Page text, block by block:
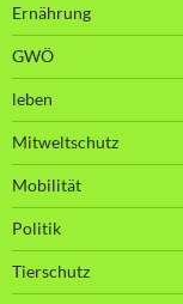
Ernährung
GWÖ
leben
Mitweltschutz
Mobilität
Politik
Tierschutz